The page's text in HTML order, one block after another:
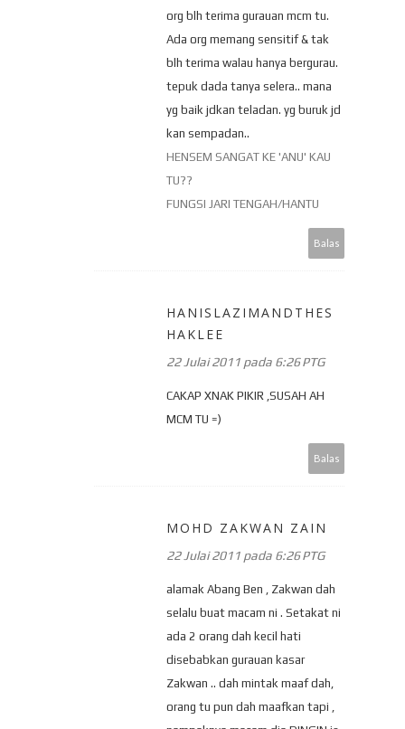
org blh terima gurauan mcm tu.
Ada org memang sensitif & tak
blh terima walau hanya bergurau.
tepuk dada tanya selera.. mana
yg baik jdkan teladan. yg buruk jd
kan sempadan..
HENSEM SANGAT KE 'ANU' KAU
TU??
FUNGSI JARI TENGAH/HANTU
Balas
HANISLAZIMANDTHES
HAKLEE
22 Julai 2011 pada 6:26 PTG
CAKAP XNAK PIKIR ,SUSAH AH
MCM TU =)
Balas
MOHD ZAKWAN ZAIN
22 Julai 2011 pada 6:26 PTG
alamak Abang Ben , Zakwan dah
selalu buat macam ni . Setakat ni
ada 2 orang dah kecil hati
disebabkan gurauan kasar
Zakwan .. dah mintak maaf dah,
orang tu pun dah maafkan tapi ,